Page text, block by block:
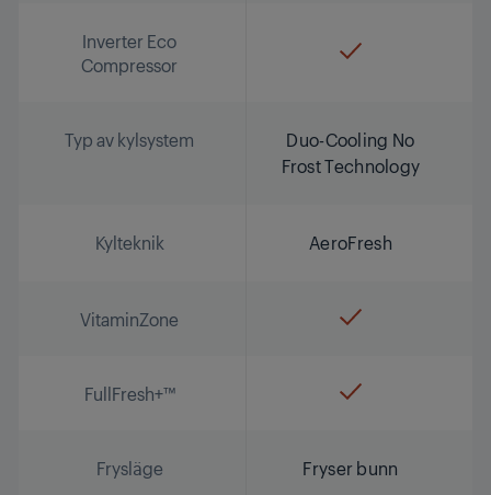
Inverter Eco
Compressor
Typ av kylsystem
Duo-Cooling No
Frost Technology
Kylteknik AeroFresh
VitaminZone
FullFresh+™
Frysläge Fryser bunn